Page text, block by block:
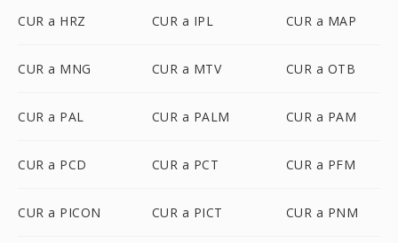
CUR a HRZ CUR a IPL CUR a MAP
CUR a MNG CUR a MTV CUR a OTB
CUR a PAL CUR a PALM CUR a PAM
CUR a PCD CUR a PCT CUR a PFM
CUR a PICON CUR a PICT CUR a PNM